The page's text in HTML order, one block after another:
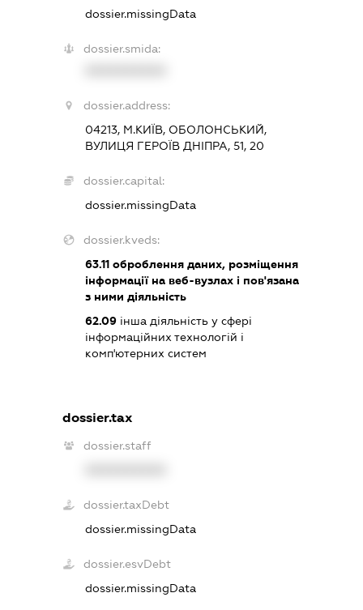
dossier.missingData
dossier.smida:
dossier.address:
04213, М.КИЇВ, ОБОЛОНСЬКИЙ,
ВУЛИЦЯ ГЕРОЇВ ДНІПРА, 51, 20
dossier.capital:
dossier.missingData
dossier.kveds:
63.11 оброблення даних, розміщення
інформації на веб-вузлах і пов'язана
з ними діяльність
62.09 інша діяльність у сфері
інформаційних технологій і
комп'ютерних систем
dossier.tax
dossier.staff
dossier.taxDebt
dossier.missingData
dossier.esvDebt
dossier.missingData